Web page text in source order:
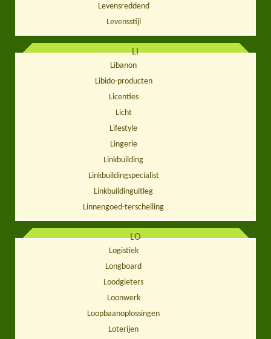
Levensreddend
Levensstijl
LI
Libanon
Libido-producten
Licenties
Licht
Lifestyle
Lingerie
Linkbuilding
Linkbuildingspecialist
Linkbuildinguitleg
Linnengoed-terschelling
LO
Logistiek
Longboard
Loodgieters
Loonwerk
Loopbaanoplossingen
Loterijen